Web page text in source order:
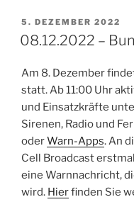
VERÖFFENTLICHT
AM
5. DEZEMBER 2022
08.12.2022 –
Am 8. Dezember
statt. Ab 11:00 Uhr
und Einsatzkräfte
Sirenen, Radio und
oderWarn-Apps. An
Cell Broadcast
eine Warnnachricht,
wird. Hierfinden Sie